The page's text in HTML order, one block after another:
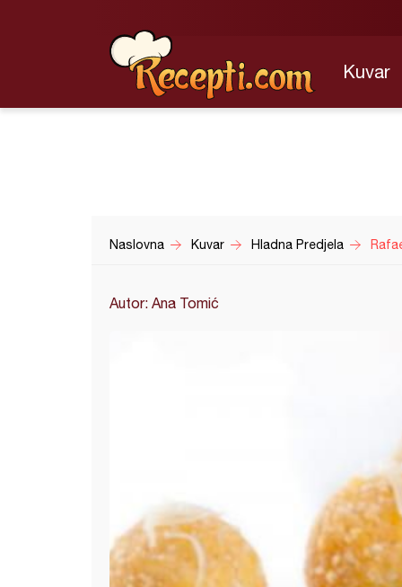
Kuvar
Naslovna Kuvar Hladna Predjela
Autor: Ana Tomić